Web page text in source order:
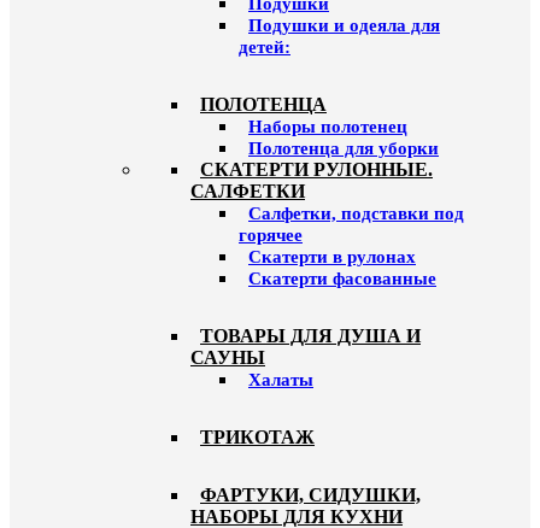
Подушки и одеяла для
детей:
ПОЛОТЕНЦА
Наборы полотенец
Полотенца для уборки
СКАТЕРТИ РУЛОННЫЕ.
САЛФЕТКИ
Салфетки, подставки под
горячее
Скатерти в рулонах
Скатерти фасованные
ТОВАРЫ ДЛЯ ДУША И
САУНЫ
Халаты
ТРИКОТАЖ
ФАРТУКИ, СИДУШКИ,
НАБОРЫ ДЛЯ КУХНИ